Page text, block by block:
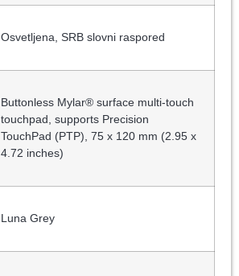
Osvetljena, SRB slovni raspored
Buttonless Mylar® surface multi-touch
touchpad, supports Precision
TouchPad (PTP), 75 x 120 mm (2.95 x
4.72 inches)
Luna Grey